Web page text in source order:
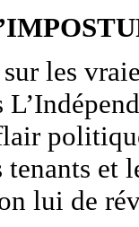
les
tenants et
lui de